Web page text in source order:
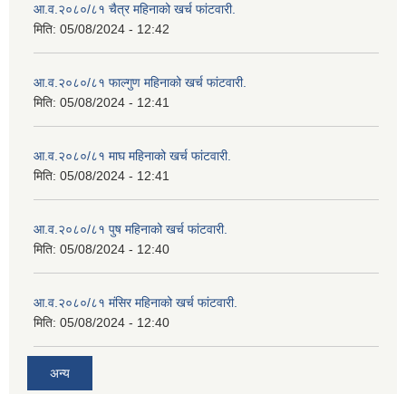
आ.व.२०८०/८१ चैत्र महिनाको खर्च फांटवारी.
मिति: 05/08/2024 - 12:42
आ.व.२०८०/८१ फाल्गुण महिनाको खर्च फांटवारी.
मिति: 05/08/2024 - 12:41
आ.व.२०८०/८१ माघ महिनाको खर्च फांटवारी.
मिति: 05/08/2024 - 12:41
आ.व.२०८०/८१ पुष महिनाको खर्च फांटवारी.
मिति: 05/08/2024 - 12:40
आ.व.२०८०/८१ मंसिर महिनाको खर्च फांटवारी.
मिति: 05/08/2024 - 12:40
अन्य